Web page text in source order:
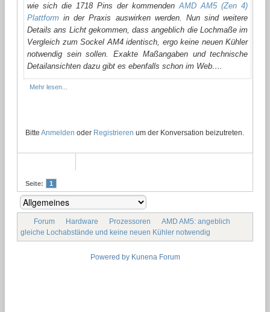
wie sich die 1718 Pins der kommendenAMD AM5 (Zen 4)
Plattform in der Praxis auswirken werden. Nun sind weitere
Details ans Licht gekommen, dass angeblich die Lochmaße im
Vergleich zum Sockel AM4 identisch, ergo keine neuen Kühler
notwendig sein sollen. Exakte Maßangaben und technische
Detailansichten dazu gibt es ebenfalls schon im Web….
Mehr lesen...
Bitte Anmelden oder Registrieren um der Konversation beizutreten.
Seite: 1
Forum Hardware Prozessoren
AMD AM5: angeblich
gleiche Lochabstände und keine neuen Kühler notwendig
Powered by Kunena Forum